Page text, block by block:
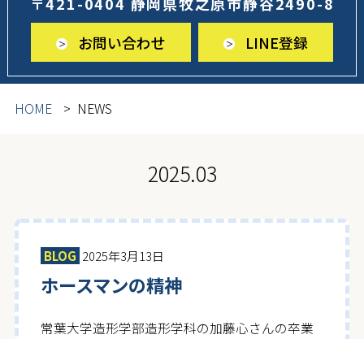
お問い合わせ
LINE登録
HOME NEWS
2025.03
BLOG 2025年3月13日
ホースマンの精神
常葉大学造形学部造形学科の加藤心さんの卒業